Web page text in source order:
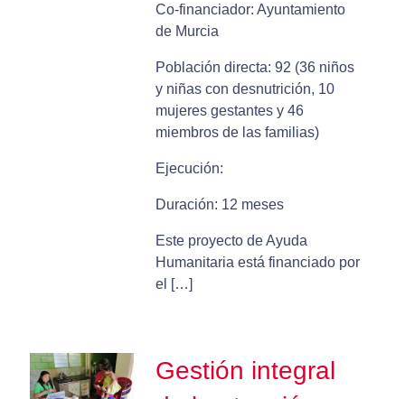
Co-financiador: Ayuntamiento
de Murcia
Población directa: 92 (36 niños
y niñas con desnutrición, 10
mujeres gestantes y 46
miembros de las familias)
Ejecución:
Duración: 12 meses
Este proyecto de Ayuda
Humanitaria está financiado por
el […]
Gestión integral